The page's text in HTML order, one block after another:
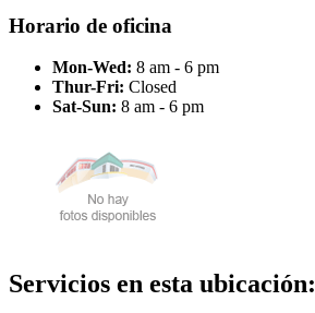
Horario de oficina
Mon-Wed: 8 am - 6 pm
Thur-Fri: Closed
Sat-Sun: 8 am - 6 pm
Servicios en esta ubicación: